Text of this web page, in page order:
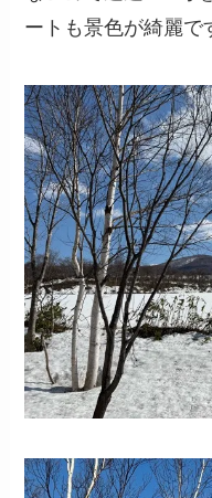
ートも景色が綺麗で